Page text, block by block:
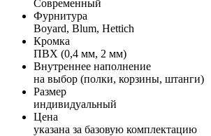
Современный
Фурнитура
Boyard, Blum, Hettich
Кромка
ПВХ (0,4 мм, 2 мм)
Внутреннее наполнение
на выбор (полки, корзины, штанги)
Размер
индивидуальный
Цена
указана за базовую комплектацию